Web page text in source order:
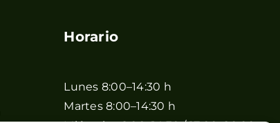
Horario
Lunes 8:00–14:30 h
Martes 8:00–14:30 h